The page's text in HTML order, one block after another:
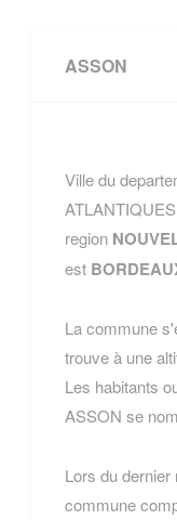
ASSON
Ville du
region
est
La commune
trouve à une
Les habitants
ASSON se
Lors du
commune